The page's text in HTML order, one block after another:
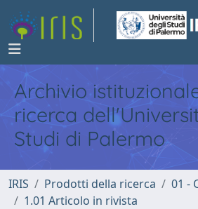
Archivio
ricerca
Studi di Palermo
IRIS Prodotti della ricerca
01 -
1.01 Articolo in rivista